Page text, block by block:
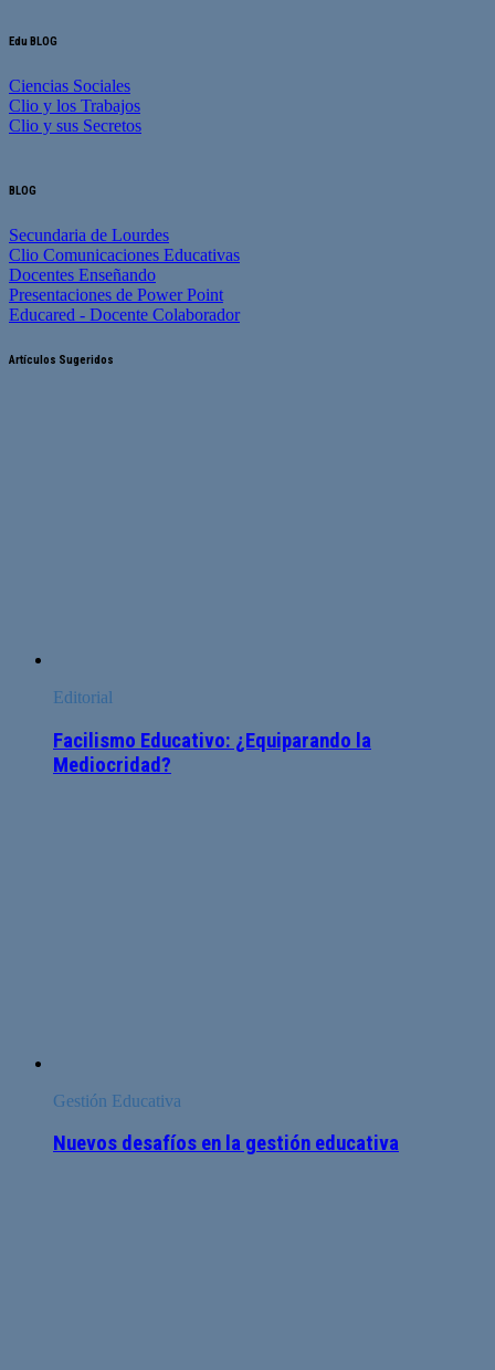
Edu BLOG
Ciencias Sociales
Clio y los Trabajos
Clio y sus Secretos
BLOG
Secundaria de Lourdes
Clio Comunicaciones Educativas
Docentes Enseñando
Presentaciones de Power Point
Educared - Docente Colaborador
Artículos Sugeridos
Editorial
Facilismo Educativo: ¿Equiparando la
Mediocridad?
Gestión Educativa
Nuevos desafíos en la gestión educativa